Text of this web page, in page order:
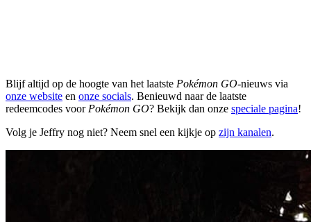
Blijf altijd op de hoogte van het laatste Pokémon GO-nieuws via
onze website en onze socials. Benieuwd naar de laatste
redeemcodes voor Pokémon GO? Bekijk dan onze speciale pagina!
Volg je Jeffry nog niet? Neem snel een kijkje op zijn kanalen.